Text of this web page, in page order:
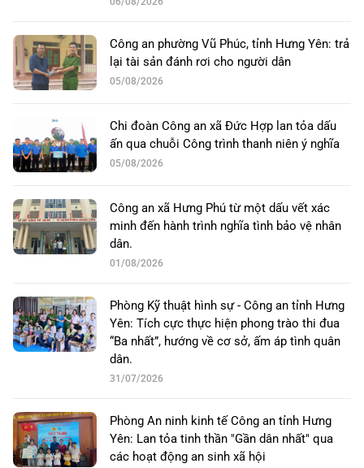
Công an phường Vũ Phúc, tỉnh Hưng Yên: trả
lại tài sản đánh rơi cho người dân
05/08/2026
Chi đoàn Công an xã Đức Hợp lan tỏa dấu
ấn qua chuỗi Công trình thanh niên ý nghĩa
05/08/2026
Công an xã Hưng Phú từ một dấu vết xác
minh đến hành trình nghĩa tình bảo vệ nhân
dân.
01/08/2026
Phòng Kỹ thuật hình sự - Công an tỉnh Hưng
Yên: Tích cực thực hiện phong trào thi đua
“Ba nhất”, hướng về cơ sở, ấm áp tình quân
dân.
31/07/2026
Phòng An ninh kinh tế Công an tỉnh Hưng
Yên: Lan tỏa tinh thần "Gần dân nhất" qua
các hoạt động an sinh xã hội